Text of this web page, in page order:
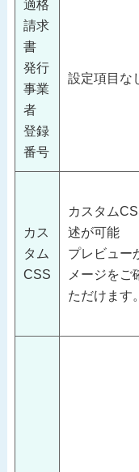
適格
請求
書
発行
事業
者
登録
番号
設定項目な
カス
タム
CSS
カスタム
述が可能
プレビュー
メージをご
ただけます。